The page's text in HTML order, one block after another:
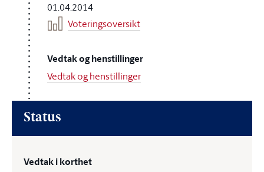
01.04.2014
Voteringsoversikt
Vedtak og henstillinger
Vedtak og henstillinger
Status
Vedtak i korthet